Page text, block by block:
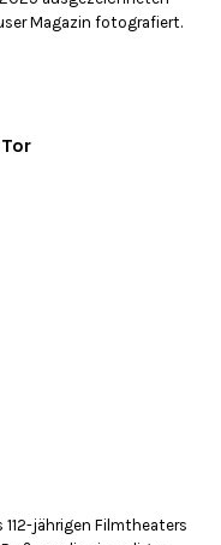
Magazin fotografiert.
jährigen Filmtheaters